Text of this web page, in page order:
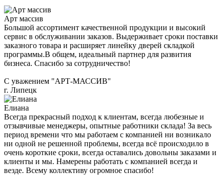
Арт массив
Большой ассортимент качественной продукции и высокий
сервис в обслуживании заказов. Выдерживает сроки поставки
заказного товара и расширяет линейку дверей складкой
программы.В общем, идеальный партнер для развития
бизнеса. Спасибо за сотрудничество!
С уважением "АРТ-МАССИВ"
г. Липецк
Елиана
Всегда прекрасный подход к клиентам, всегда любезные и
отзывчивые менеджеры, опытные работники склада! За весь
период времени что мы работаем с компанией ни возникало
ни одной не решенной проблемы, всегда всё происходило в
очень короткие сроки, всегда оставались довольны заказами и
клиенты и мы. Намерены работать с компанией всегда и
везде. Всему коллективу огромное спасибо!